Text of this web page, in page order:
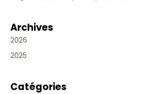
Archives
2026
2025
Catégories